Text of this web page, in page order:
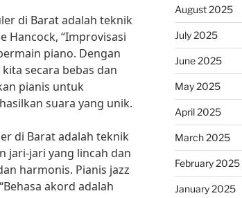
di Barat adalah teknik
Hancock, “Improvisasi
piano. Dengan
secara bebas dan
pianis untuk
suara yang unik.
di Barat adalah teknik
jari-jari yang lincah dan
harmonis. Pianis jazz
akord adalah
August 2025
July 2025
June 2025
May 2025
April 2025
March 2025
February 2025
January 2025